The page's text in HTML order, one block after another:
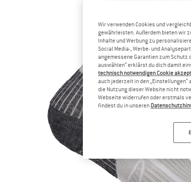
Wir verwenden Cookies und
gewährleisten. Außerdem bieten wir
Inhalte und Werbung zu
Social Media-, Werbe- und
angemessene Garantien zum Schutz
auswählen“ erklärst du dich damit
technisch notwendigen Cookie
auch jederzeit in den
die Nutzung dieser Website nicht
Webseite widerrufen oder erstmals
findest du in unseren